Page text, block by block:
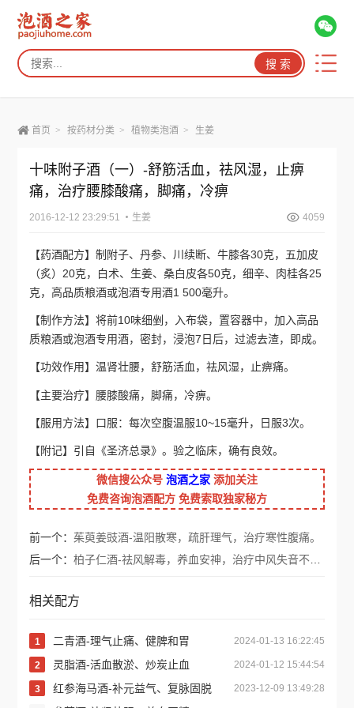
首页 > 按药材分类 > 植物类泡酒 > 生姜
十味附子酒（一）-舒筋活血，祛风湿，止痹
痛，治疗腰膝酸痛，脚痛，冷痹
2016-12-12 23:29:51 生姜 4059
【药酒配方】制附子、丹参、川续断、牛膝各30克，五加皮
（炙）20克，白术、生姜、桑白皮各50克，细辛、肉桂各25
克，高品质粮酒或泡酒专用酒1 500毫升。
【制作方法】将前10味细剉，入布袋，置容器中，加入高品
质粮酒或泡酒专用酒，密封，浸泡7日后，过滤去渣，即成。
【功效作用】温肾壮腰，舒筋活血，祛风湿，止痹痛。
【主要治疗】腰膝酸痛，脚痛，冷痹。
【服用方法】口服：每次空腹温服10~15毫升，日服3次。
【附记】引自《圣济总录》。验之临床，确有良效。
微信搜公众号 泡酒之家 添加关注
免费咨询泡酒配方 免费索取独家秘方
前一个：茱萸姜豉酒-温阳散寒，疏肝理气，治疗寒性腹痛。
后一个：柏子仁酒-祛风解毒，养血安神，治疗中风失音不语。
相关配方
2024-01-13 16:22:45
1 二青酒-理气止痛、健脾和胃
2024-01-12 15:44:54
2 灵脂酒-活血散淤、炒炭止血
2023-12-09 13:49:28
3 红参海马酒-补元益气、复脉固脱